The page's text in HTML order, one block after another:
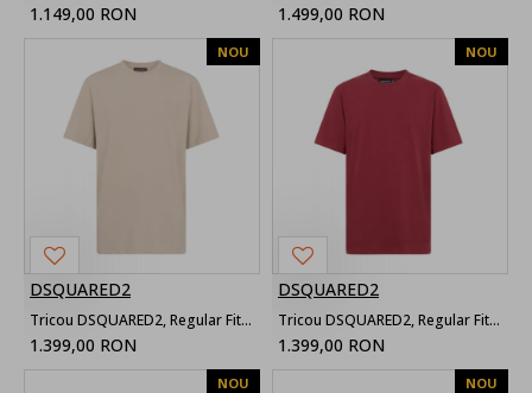
1.149,00 RON 1.499,00 RON
NOU
DSQUARED2
Tricou DSQUARED2, Regular Fit Logo T-Shirt,Beige
1.399,00 RON
NOU
DSQUARED2
Tricou DSQUARED2, Regular Fit Logo T-Shirt
1.399,00 RON
NOU NOU